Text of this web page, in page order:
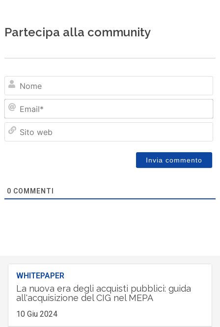
Partecipa alla community
0 COMMENTI
WHITEPAPER
La nuova era degli acquisti pubblici: guida
all'acquisizione del CIG nel MEPA
10 Giu 2024